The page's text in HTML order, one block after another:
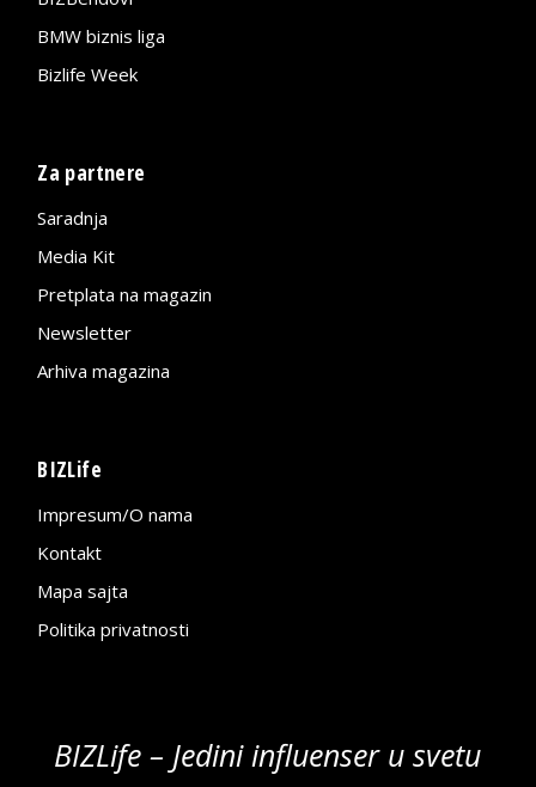
BMW biznis liga
Bizlife Week
Za partnere
Saradnja
Media Kit
Pretplata na magazin
Newsletter
Arhiva magazina
BIZLife
Impresum/O nama
Kontakt
Mapa sajta
Politika privatnosti
BIZLife – Jedini influenser u svetu